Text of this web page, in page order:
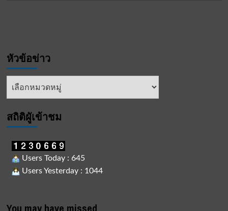
หัวข้อข่าว
หัวข้อ
สถิติผูัเข้าชม
Users Today : 645
Users Yesterday : 1044